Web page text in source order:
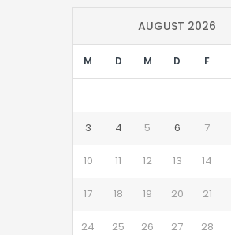
AUGUST 2026
M D M D F
3 4 5 6 7
10 11 12 13 14
17 18 19 20 21
24 25 26 27 28